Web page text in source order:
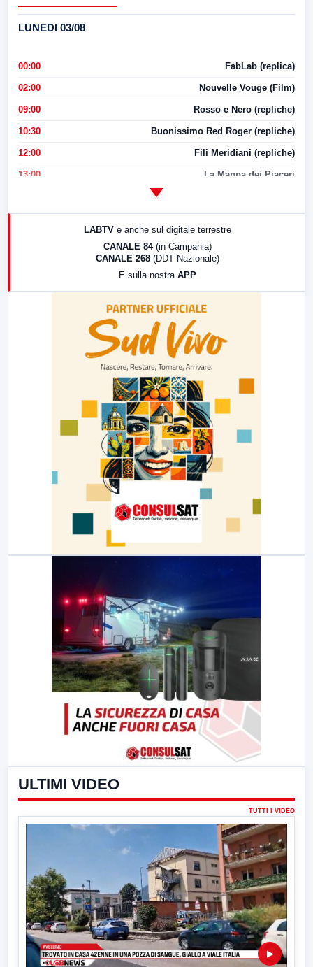
LUNEDI 03/08
00:00 FabLab (replica)
02:00 Nouvelle Vouge (Film)
09:00 Rosso e Nero (repliche)
10:30 Buonissimo Red Roger (repliche)
12:00 Fili Meridiani (repliche)
13:00 La Mappa dei Piaceri
LABTV e anche sul digitale terrestre
CANALE 84 (in Campania)
CANALE 268 (DDT Nazionale)
E sulla nostra APP
ULTIMI VIDEO
TUTTI I VIDEO
▶